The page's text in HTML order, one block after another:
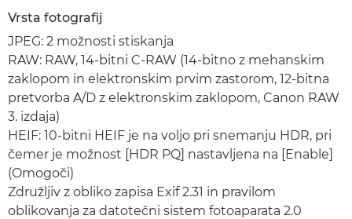
Vrsta fotografij
JPEG: 2 možnosti stiskanja
RAW: RAW, 14-bitni C-RAW (14-bitno z mehanskim
zaklopom in elektronskim prvim zastorom, 12-bitna
pretvorba A/D z elektronskim zaklopom, Canon RAW
3. izdaja)
HEIF: 10-bitni HEIF je na voljo pri snemanju HDR, pri
čemer je možnost [HDR PQ] nastavljena na [Enable]
(Omogoči)
Združljiv z obliko zapisa Exif 2.31 in pravilom
oblikovanja za datotečni sistem fotoaparata 2.0